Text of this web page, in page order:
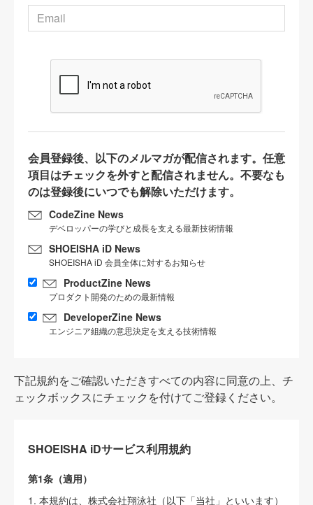
会員登録後、以下のメルマガが配信されます。任意
項目はチェックを外すと配信されません。不要なも
のは登録後にいつでも解除いただけます。
CodeZine News
デベロッパーの学びと成長を支える最新技術情報
SHOEISHA iD News
SHOEISHA iD 会員全体に対するお知らせ
ProductZine News
プロダクト開発のための最新情報
DeveloperZine News
エンジニア組織の意思決定を支える技術情報
下記規約をご確認いただきすべての内容に同意の上、チ
ェックボックスにチェックを付けてご登録ください。
SHOEISHA iDサービス利用規約
第1条（適用）
1. 本規約は、株式会社翔泳社（以下「当社」といいます）